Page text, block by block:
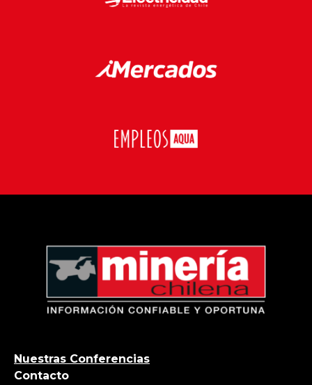
Nuestras Conferencias
Contacto